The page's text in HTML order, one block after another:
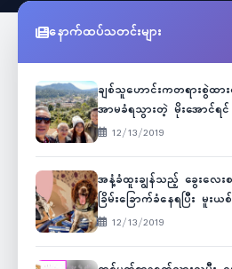
နောက်ထပ်သတင်းများ
ချစ်သူဟောင်းကတရားစွဲထ
အာမခံရသွားတဲ့ မိုးအောင်ရင်
12/13/2019
အနံ့ခံထူးချွန်သည့် ခွေးလေ
ခြိမ်းခြောက်ခံနေရပြီး
12/13/2019